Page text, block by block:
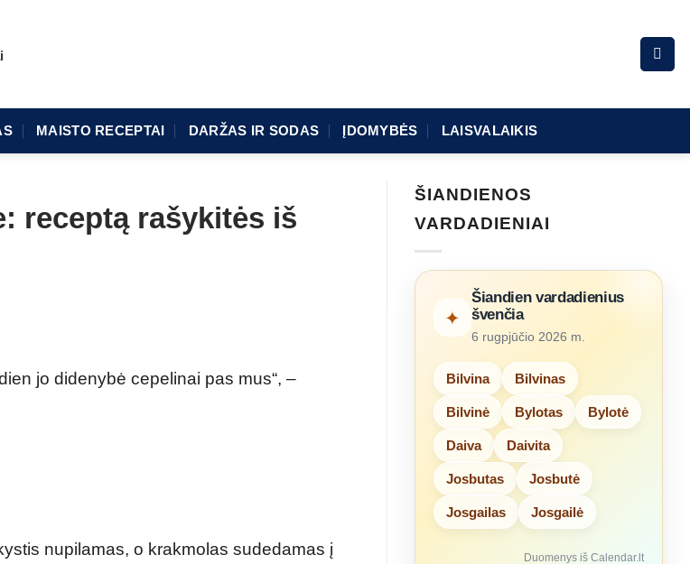
MAISTO RECEPTAI DARŽAS IR SODAS ĮDOMYBĖS LAISVALAIKIS
receptą rašykitės iš
jo didenybė cepelinai pas mus“, –
nupilamas, o krakmolas sudedamas į
ŠIANDIENOS
VARDADIENIAI
✦
Šiandien vardadienius
švenčia
6 rugpjūčio 2026 m.
Bilvina Bilvinas
Bilvinė Bylotas Bylotė
Daiva Daivita
Josbutas Josbutė
Josgailas Josgailė
Duomenys iš Calendar.lt